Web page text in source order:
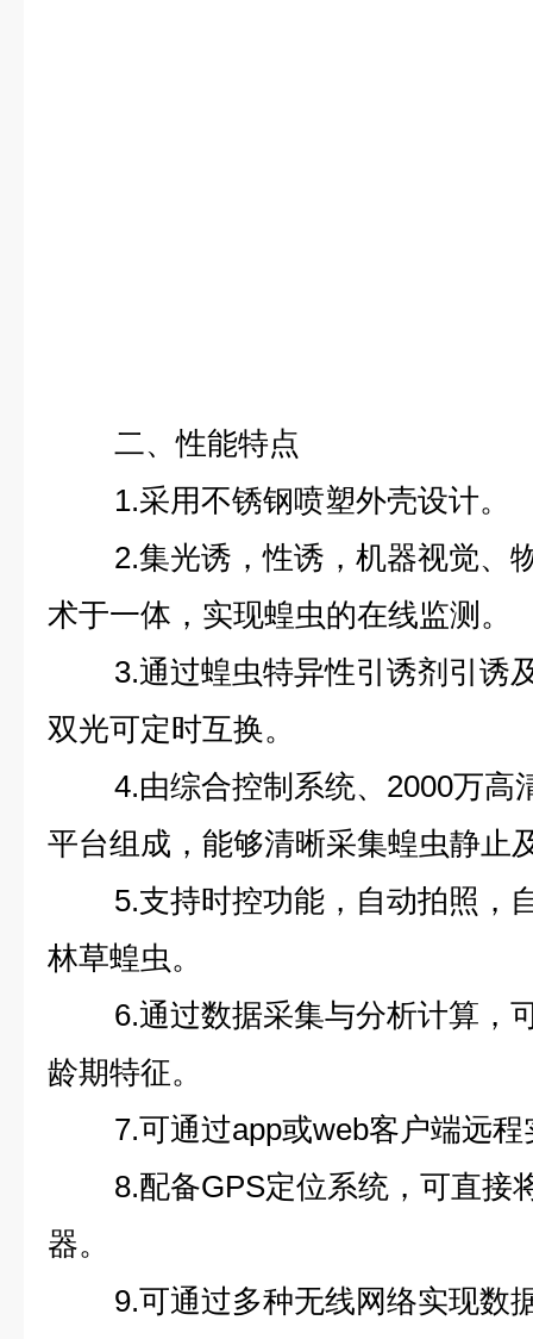
二、性能特点
1.采用不锈钢喷塑外壳设计。
2.集光诱，性诱，机器视觉、
术于一体，实现蝗虫的在线监测。
3.通过蝗虫特异性引诱剂引诱
双光可定时互换。
4.由综合控制系统、2000万高
平台组成，能够清晰采集蝗虫静止
5.支持时控功能，自动拍照，
林草蝗虫。
6.通过数据采集与分析计算，
龄期特征。
7.可通过app或web客户端远
8.配备GPS定位系统，可直接
器。
9.可通过多种无线网络实现数